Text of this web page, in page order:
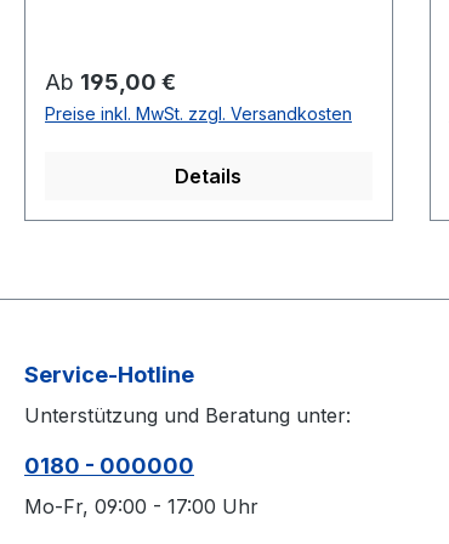
Ab 195,00 €
Preise inkl. MwSt. zzgl. Versandkosten
Details
Service-Hotline
Unterstützung und Beratung unter:
0180 - 000000
Mo-Fr, 09:00 - 17:00 Uhr